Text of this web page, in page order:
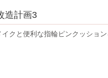
造計画3
クと便利な指輪ピンクッション